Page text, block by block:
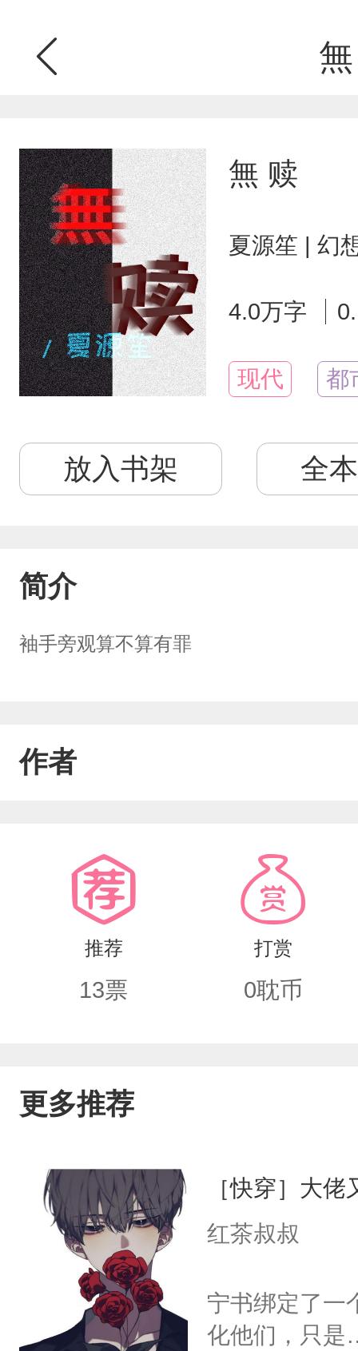
無 赎
夏源笙 | 幻
4.0万字
现代 都
放入书架 全
简介
袖手旁观算不算有罪
作者
推荐
13票
打赏
0耽币
更多推荐
［快穿］大
红茶叔叔
宁书绑定了一
化他们，只是